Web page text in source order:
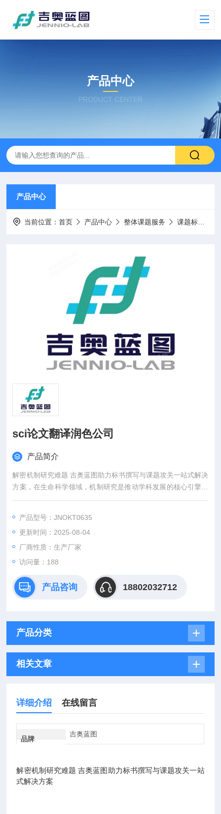
产品中心
PRODUCT CENTER
产品中心
当前位置：首页 产品中心 整体课题服务 课题标书设计项目申报
sci论文翻译润色公司
产品简介
解密机制研究难题 吉奥蓝图助力标书撰写与课题攻关一站式解决
方案，在生命科学领域，机制研究是推动学科发展的核心引擎。
然而，从创新课题设计到高质量标书撰写，从复杂实验实施到科
困难、成果转化乏力。吉奥蓝图（JENNIO-LAB）依托全链式科
研平台与十年深耕经验，推出"机制研究课题全周期赋能计划"，
为科研工作者提供从理论创新到数据落地的完整解决方案。
产品型号：JNOKT0635
更新时间：2025-08-04
厂商性质：生产厂家
访问量：188
产品咨询 18802032712
产品分类
相关文章
详细介绍 在线留言
品牌
吉奥蓝图
解密机制研究难题 吉奥蓝图助力标书撰写与课题攻关一站
式解决方案